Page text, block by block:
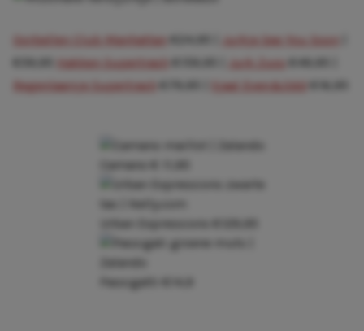
Oorbellen Club Manhattan Jurkje See You Soon
Hakken Supertrash Jurk Zuss
Regenlaarsje Supertrash
Sjaal Even&Odd
Camano € 11,95
Urban Expressions €129,95
Passigatti €14,9